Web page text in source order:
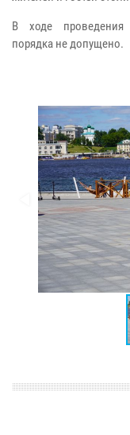
В ходе проведения
порядка не допущено.